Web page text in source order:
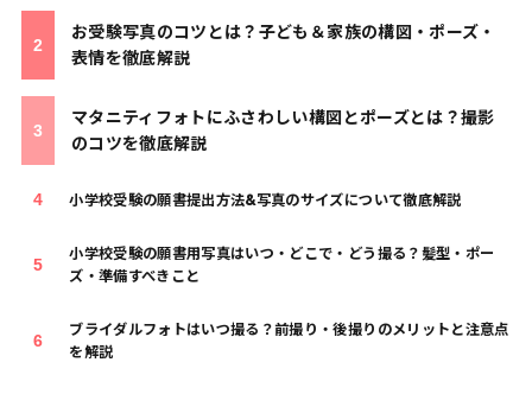
お受験写真のコツとは？子ども＆家族の構図・ポーズ・
表情を徹底解説
マタニティフォトにふさわしい構図とポーズとは？撮影
のコツを徹底解説
小学校受験の願書提出方法&写真のサイズについて徹底解説
小学校受験の願書用写真はいつ・どこで・どう撮る？髪型・ポー
ズ・準備すべきこと
ブライダルフォトはいつ撮る？前撮り・後撮りのメリットと注意点
を解説